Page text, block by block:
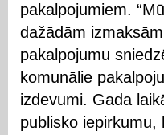
pakalpojumiem.
dažādām
pakalpojumu
komunālie
izdevumi. Gada
publisko iepirkumu,